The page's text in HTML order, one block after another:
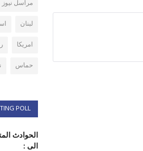
مراسل نيوز
لبنان
امريكا
حماس
POLL
الحوادث
الى :